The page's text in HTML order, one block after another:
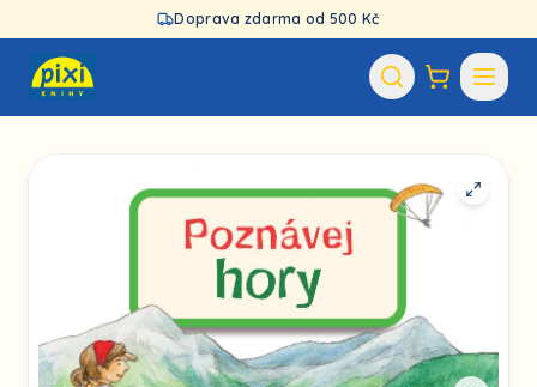
Doprava zdarma od 500 Kč